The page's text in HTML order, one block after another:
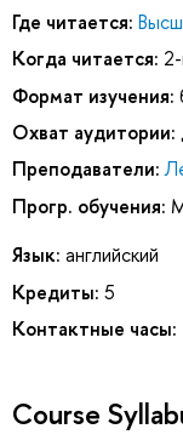
Где читается:
Когда читается:
Формат изучения:
Охват аудитории:
Преподаватели:
Прогр. обучения:
Язык: английский
Кредиты: 5
Контактные часы:
Course